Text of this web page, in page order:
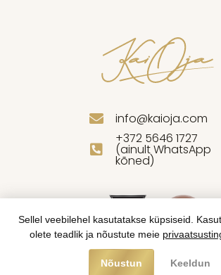
info@kaioja.com
+372 5646 1727
(ainult WhatsApp
kõned)
Sellel veebilehel kasutatakse küpsiseid.
olete teadlik ja nõustute meie
Nõustun Keeldun